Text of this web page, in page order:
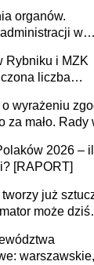
organów.
w
Rybniku i MZK
liczba
wyrażeniu
za mało. Rady
2026 –
[RAPORT]
już
może dziś
warszawskie,